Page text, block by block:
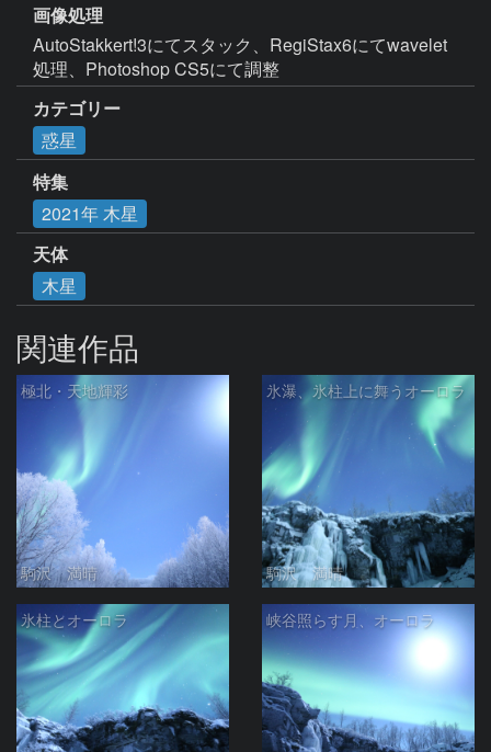
画像処理
AutoStakkert!3にてスタック、RegiStax6にてwavelet
処理、Photoshop CS5にて調整
カテゴリー
惑星
特集
2021年 木星
天体
木星
関連作品
極北・天地輝彩
駒沢 満晴
氷瀑、氷柱上に舞うオーロラ
駒沢 満晴
氷柱とオーロラ 峡谷照らす月、オーロラ